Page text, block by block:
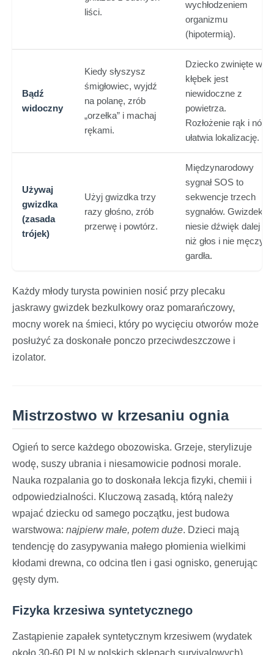
liści.
wychłodzeniem
organizmu
(hipotermią).
Bądź
widoczny
Kiedy słyszysz
śmigłowiec, wyjdź
na polanę, zrób
„orzełka” i machaj
rękami.
Dziecko zwinięte w
kłębek jest
niewidoczne z
powietrza.
Rozłożenie rąk i nóg
ułatwia lokalizację.
Używaj
gwizdka
(zasada
trójek)
Użyj gwizdka trzy
razy głośno, zrób
przerwę i powtórz.
Międzynarodowy
sygnał SOS to
sekwencje trzech
sygnałów. Gwizdek
niesie dźwięk dalej
niż głos i nie męczy
gardła.
Każdy młody turysta powinien nosić przy plecaku
jaskrawy gwizdek bezkulkowy oraz pomarańczowy,
mocny worek na śmieci, który po wycięciu otworów może
posłużyć za doskonałe ponczo przeciwdeszczowe i
izolator.
Mistrzostwo w krzesaniu ognia
Ogień to serce każdego obozowiska. Grzeje, sterylizuje
wodę, suszy ubrania i niesamowicie podnosi morale.
Nauka rozpalania go to doskonała lekcja fizyki, chemii i
odpowiedzialności. Kluczową zasadą, którą należy
wpajać dziecku od samego początku, jest budowa
warstwowa: najpierw małe, potem duże. Dzieci mają
tendencję do zasypywania małego płomienia wielkimi
kłodami drewna, co odcina tlen i gasi ognisko, generując
gęsty dym.
Fizyka krzesiwa syntetycznego
Zastąpienie zapałek syntetycznym krzesiwem (wydatek